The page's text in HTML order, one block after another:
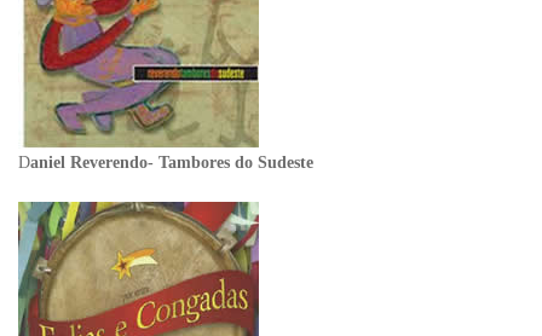
Daniel Reverendo- Tambores do Sudeste